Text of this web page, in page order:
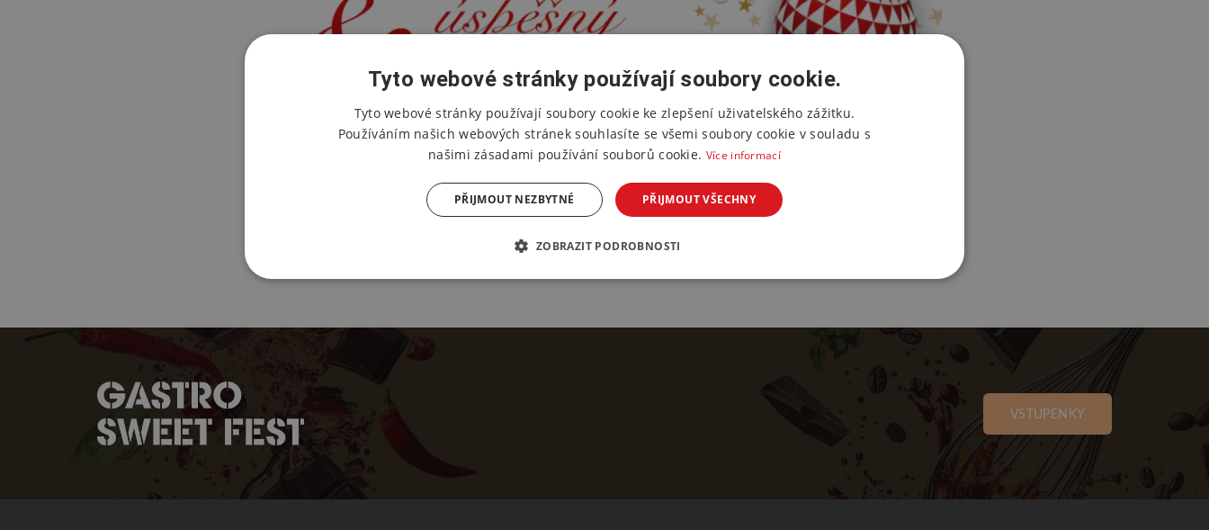
VSTUPENKY
Tyto webové stránky používají soubory cookie.
Tyto webové stránky používají soubory cookie ke zlepšení uživatelského zážitku.
Používáním našich webových stránek souhlasíte se všemi soubory cookie v souladu s
našimi zásadami používání souborů cookie. Více informací
PŘIJMOUT VŠECHNY
PŘIJMOUT NEZBYTNÉ
ZOBRAZIT PODROBNOSTI